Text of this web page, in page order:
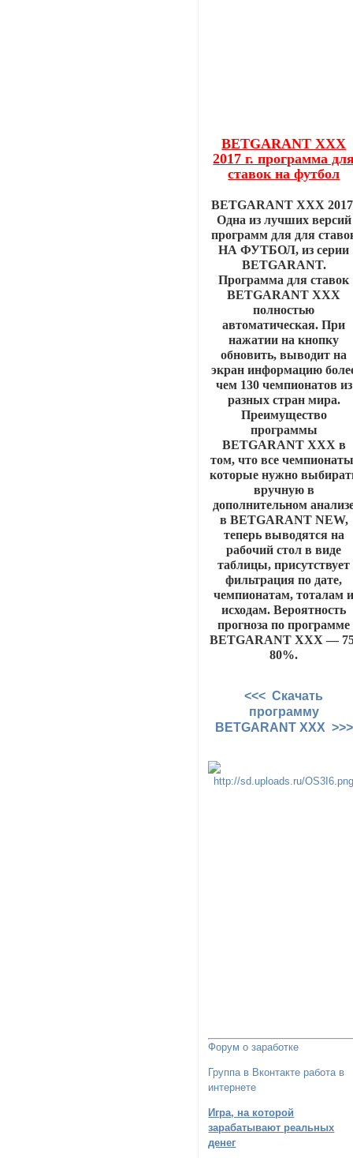
BETGARANT XXX
2017 г. программа
ставок на футбол
BETGARANT ХХХ
Одна из лучших версий
программ для для
НА ФУТБОЛ, из серии
BETGARANT.
Программа для ставок
BETGARANT ХХХ
полностью
автоматическая. При
нажатии на кнопку
обновить, выводит на
экран информацию
чем 130 чемпионатов из
разных стран мира.
Преимущество
программы
BETGARANT XXX в
том, что все
которые нужно
вручную в
дополнительном
в BETGARANT NEW,
теперь выводятся на
рабочий стол в виде
таблицы, присутствует
фильтрация по дате,
чемпионатам, тоталам
исходам. Вероятность
прогноза по программе
BETGARANT XXX —
80%.
<<< Скачать
программу
BETGARANT XXX >>>
Форум о заработке
Группа в Вконтакте работа в
интернете
Игра, на которой
зарабатывают реальных
денег